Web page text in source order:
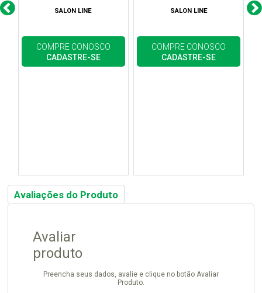
SALON LINE
COMPRE CONOSCO
CADASTRE-SE
SALON LINE
COMPRE CONOSCO
CADASTRE-SE
Avaliações do Produto
Avaliar
produto
Preencha seus dados, avalie e clique no botão Avaliar
Produto.